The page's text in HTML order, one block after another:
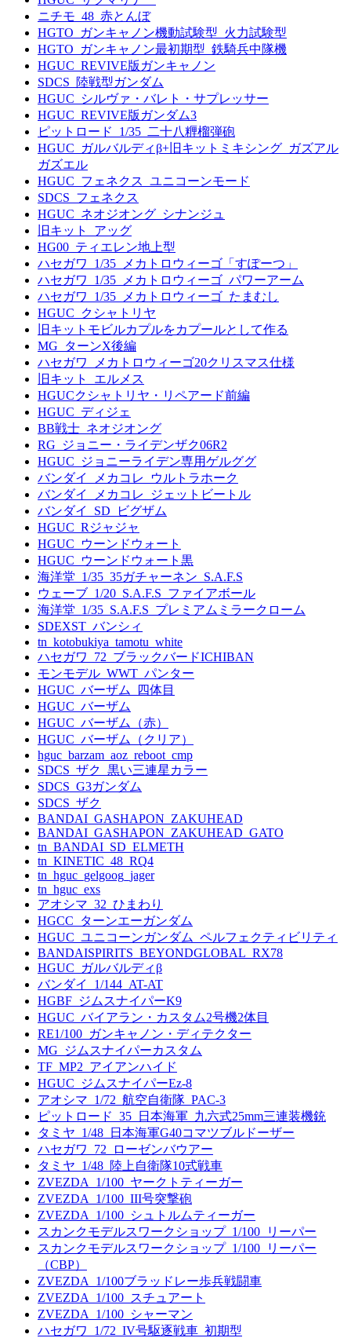
ニチモ_48_赤とんぼ
HGTO_ガンキャノン機動試験型_火力試験型
HGTO_ガンキャノン最初期型_鉄騎兵中隊機
HGUC_REVIVE版ガンキャノン
SDCS_陸戦型ガンダム
HGUC_シルヴァ・バレト・サプレッサー
HGUC_REVIVE版ガンダム3
ピットロード_1/35_二十八糎榴弾砲
HGUC_ガルバルディβ+旧キットミキシング_ガズアル
ガズエル
HGUC_フェネクス_ユニコーンモード
SDCS_フェネクス
HGUC_ネオジオング_シナンジュ
旧キット_アッグ
HG00_ティエレン地上型
ハセガワ_1/35_メカトロウィーゴ「すぽーつ」
ハセガワ_1/35_メカトロウィーゴ_パワーアーム
ハセガワ_1/35_メカトロウィーゴ_たまむし
HGUC_クシャトリヤ
旧キットモビルカプルをカプールとして作る
MG_ターンX後編
ハセガワ_メカトロウィーゴ20クリスマス仕様
旧キット_エルメス
HGUCクシャトリヤ・リペアード前編
HGUC_ディジェ
BB戦士_ネオジオング
RG_ジョニー・ライデンザク06R2
HGUC_ジョニーライデン専用ゲルググ
バンダイ_メカコレ_ウルトラホーク
バンダイ_メカコレ_ジェットビートル
バンダイ_SD_ビグザム
HGUC_Rジャジャ
HGUC_ウーンドウォート
HGUC_ウーンドウォート黒
海洋堂_1/35_35ガチャーネン_S.A.F.S
ウェーブ_1/20_S.A.F.S_ファイアボール
海洋堂_1/35_S.A.F.S_プレミアムミラークローム
SDEXST_バンシィ
tn_kotobukiya_tamotu_white
ハセガワ_72_ブラックバードICHIBAN
モンモデル_WWT_パンター
HGUC_バーザム_四体目
HGUC_バーザム
HGUC_バーザム（赤）
HGUC_バーザム（クリア）
hguc_barzam_aoz_reboot_cmp
SDCS_ザク_黒い三連星カラー
SDCS_G3ガンダム
SDCS_ザク
BANDAI_GASHAPON_ZAKUHEAD
BANDAI_GASHAPON_ZAKUHEAD_GATO
tn_BANDAI_SD_ELMETH
tn_KINETIC_48_RQ4
tn_hguc_gelgoog_jager
tn_hguc_exs
アオシマ_32_ひまわり
HGCC_ターンエーガンダム
HGUC_ユニコーンガンダム_ペルフェクティビリティ
BANDAISPIRITS_BEYONDGLOBAL_RX78
HGUC_ガルバルディβ
バンダイ_1/144_AT-AT
HGBF_ジムスナイパーK9
HGUC_バイアラン・カスタム2号機2体目
RE1/100_ガンキャノン・ディテクター
MG_ジムスナイパーカスタム
TF_MP2_アイアンハイド
HGUC_ジムスナイパーEz-8
アオシマ_1/72_航空自衛隊_PAC-3
ピットロード_35_日本海軍_九六式25mm三連装機銃
タミヤ_1/48_日本海軍G40コマツブルドーザー
ハセガワ_72_ローゼンバウアー
タミヤ_1/48_陸上自衛隊10式戦車
ZVEZDA_1/100_ヤークトティーガー
ZVEZDA_1/100_III号突撃砲
ZVEZDA_1/100_シュトルムティーガー
スカンクモデルスワークショップ_1/100_リーパー
スカンクモデルスワークショップ_1/100_リーパー
（CBP）
ZVEZDA_1/100ブラッドレー歩兵戦闘車
ZVEZDA_1/100_スチュアート
ZVEZDA_1/100_シャーマン
ハセガワ_1/72_IV号駆逐戦車_初期型